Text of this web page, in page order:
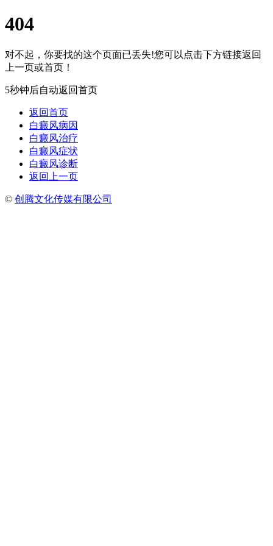
404
对不起，你要找的这个页面已丢失!您可以点击下方链接返回
上一页或首页！
5秒钟后自动返回首页
返回首页
白癜风病因
白癜风治疗
白癜风症状
白癜风诊断
返回上一页
© 创腾文化传媒有限公司